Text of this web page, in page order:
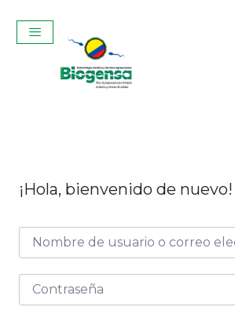
¡Hola, bienvenido de nuevo!
Curso Teórico-
Inseminación
$320,00